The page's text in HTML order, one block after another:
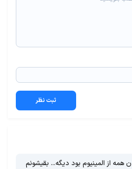
ثبت نظر
از المینیوم بود دیگه... بقیشونم